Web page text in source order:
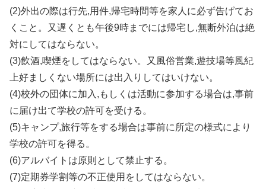
(2)外出の際は行先,用件,帰宅時間等を家人に必ず告げてお
くこと。又遅くとも午後9時までには帰宅し,無断外泊は絶
対にしてはならない。
(3)飲酒,喫煙をしてはならない。又風俗営業,遊技場等風紀
上好ましくない場所には出入りしてはいけない。
(4)校外の団体に加入,もしくは活動に参加する場合は,事前
に届け出て学校の許可を受ける。
(5)キャンプ,旅行等をする場合は事前に所定の様式により
学校の許可を得る。
(6)アルバイトは原則として禁止する。
(7)定期券学割等の不正使用をしてはならない。